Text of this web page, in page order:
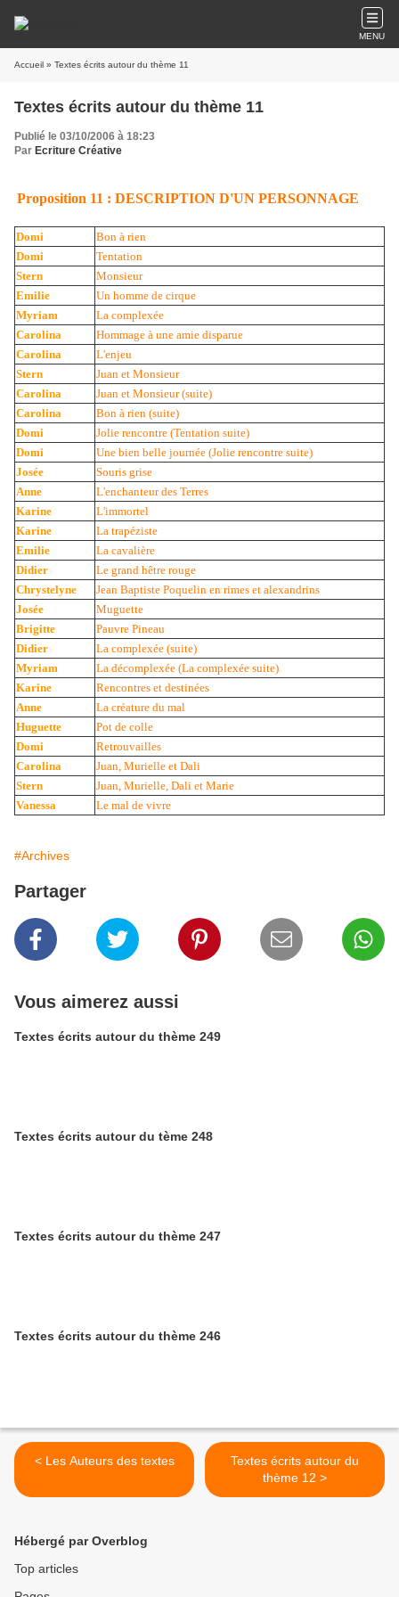
MENU
Accueil » Textes écrits autour du thème 11
Textes écrits autour du thème 11
Publié le 03/10/2006 à 18:23
Par Ecriture Créative
Proposition 11 : DESCRIPTION D'UN PERSONNAGE
Domi
Bon à rien
Domi
Tentation
Stern
Monsieur
Emilie
Un homme de cirque
Myriam
La complexée
Carolina
Hommage à une amie disparue
Carolina
L'enjeu
Stern
Juan et Monsieur
Carolina
Juan et Monsieur (suite)
Carolina
Bon à rien (suite)
Domi
Jolie rencontre (Tentation suite)
Domi
Une bien belle journée (Jolie rencontre suite)
Josée
Souris grise
Anne
L'enchanteur des Terres
Karine
L'immortel
Karine
La trapéziste
Emilie
La cavalière
Didier
Le grand hêtre rouge
Chrystelyne
Jean Baptiste Poquelin en rimes et alexandrins
Josée
Muguette
Brigitte
Pauvre Pineau
Didier
La complexée (suite)
Myriam
La décomplexée (La complexée suite)
Karine
Rencontres et destinées
Anne
La créature du mal
Huguette
Pot de colle
Domi
Retrouvailles
Carolina
Juan, Murielle et Dali
Stern
Juan, Murielle, Dali et Marie
Vanessa
Le mal de vivre
#Archives
Partager
Vous aimerez aussi
Textes écrits autour du thème 249
Textes écrits autour du tème 248
Textes écrits autour du thème 247
Textes écrits autour du thème 246
< Les Auteurs des textes
Textes écrits autour du
thème 12 >
Hébergé par Overblog
Top articles